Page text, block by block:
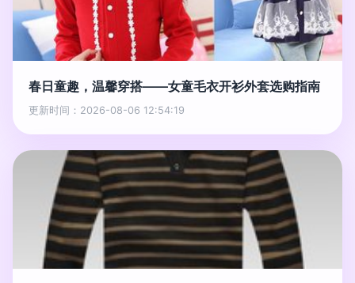
春日童趣，温馨穿搭——女童毛衣开衫外套选购指南
更新时间：2026-08-06 12:54:19